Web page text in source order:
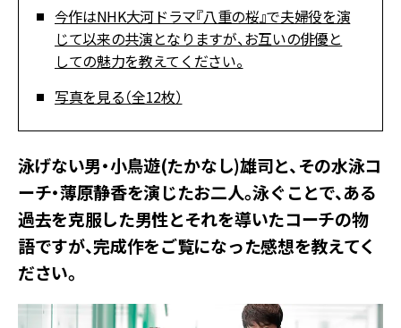
――今作はNHK大河ドラマ『八重の桜』で夫婦役を演
じて以来の共演となりますが、お互いの俳優と
しての魅力を教えてください。
写真を見る（全12枚）
――泳げない男・小鳥遊(たかなし)雄司と、その水泳コ
ーチ・薄原静香を演じたお二人。泳ぐことで、ある
過去を克服した男性とそれを導いたコーチの物
語ですが、完成作をご覧になった感想を教えてく
ださい。